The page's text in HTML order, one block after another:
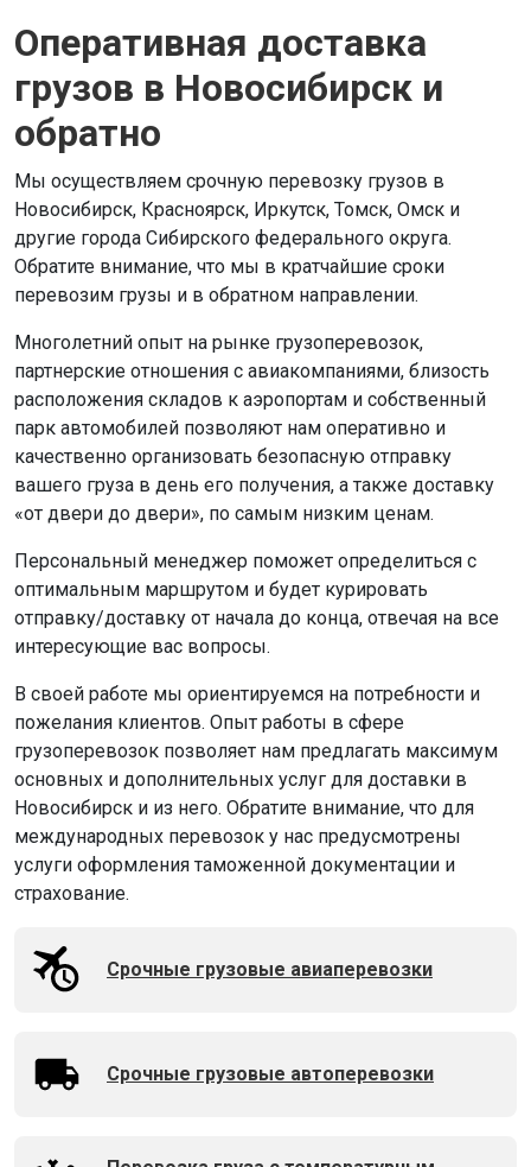
Оперативная доставка
грузов в Новосибирск и
обратно
Мы осуществляем срочную перевозку грузов в
Новосибирск, Красноярск, Иркутск, Томск, Омск и
другие города Сибирского федерального округа.
Обратите внимание, что мы в кратчайшие сроки
перевозим грузы и в обратном направлении.
Многолетний опыт на рынке грузоперевозок,
партнерские отношения с авиакомпаниями, близость
расположения складов к аэропортам и собственный
парк автомобилей позволяют нам оперативно и
качественно организовать безопасную отправку
вашего груза в день его получения, а также доставку
«от двери до двери», по самым низким ценам.
Персональный менеджер поможет определиться с
оптимальным маршрутом и будет курировать
отправку/доставку от начала до конца, отвечая на все
интересующие вас вопросы.
В своей работе мы ориентируемся на потребности и
пожелания клиентов. Опыт работы в сфере
грузоперевозок позволяет нам предлагать максимум
основных и дополнительных услуг для доставки в
Новосибирск и из него. Обратите внимание, что для
международных перевозок у нас предусмотрены
услуги оформления таможенной документации и
страхование.
Срочные грузовые авиаперевозки
Срочные грузовые автоперевозки